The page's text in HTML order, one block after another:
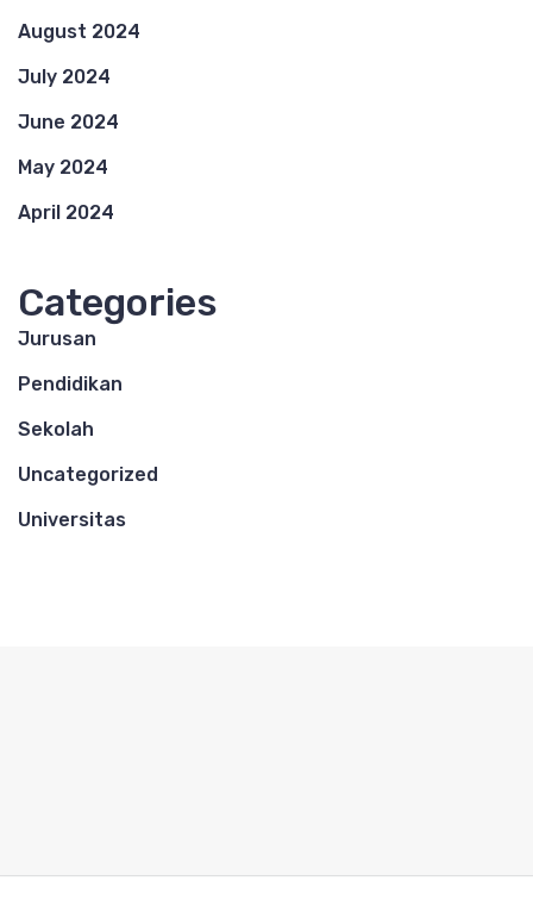
August 2024
July 2024
June 2024
May 2024
April 2024
Categories
Jurusan
Pendidikan
Sekolah
Uncategorized
Universitas